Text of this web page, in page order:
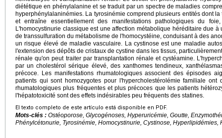
diététique en phénylalanine et se traduit par un spectre de maladies
hyperphénylalaninémies. La tyrosinémie comprend plusieurs entités dont
et entraîne essentiellement des manifestations pathologiques du
L'homocystinurie classique est une affection métabolique héréditaire due
de transsulfuration du métabolisme de l'homocystéine, conduisant à des
un risque élevé de maladie vasculaire. La cystinose est une maladie
l'extension des dépôts de cristaux de cystine dans les tissus,
rénale qu'on peut traiter par transplantation rénale et cystéamine.
par un cholestérol sérique élevé, des xanthomes tendineux,
précoce. Les manifestations rhumatologiques associent des épisodes
patients qui sont homozygotes pour l'hypercholestérolémie familiale ont
rhumatologiques plus fréquentes et plus précoces que les patients
l'hépatotoxicité sont des effets indésirables peu fréquents des statines.
El texto completo de este artículo está disponible en PDF.
Mots-clés : Ostéoporose, Glycogénoses, Hyperuricémie, Goutte,
Phénylcétonurie, Tyrosinémie, Homocystinurie, Cystinose,